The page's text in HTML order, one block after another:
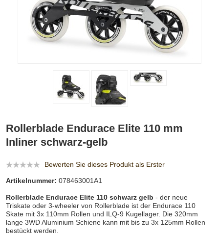
Rollerblade Endurace Elite 110 mm
Inliner schwarz-gelb
Bewerten Sie dieses Produkt als Erster
Artikelnummer: 078463001A1
Rollerblade Endurace Elite 110 schwarz gelb - der neue
Triskate oder 3-wheeler von Rollerblade ist der Endurace 110
Skate mit 3x 110mm Rollen und ILQ-9 Kugellager. Die 320mm
lange 3WD Aluminium Schiene kann mit bis zu 3x 125mm Rollen
bestückt werden.